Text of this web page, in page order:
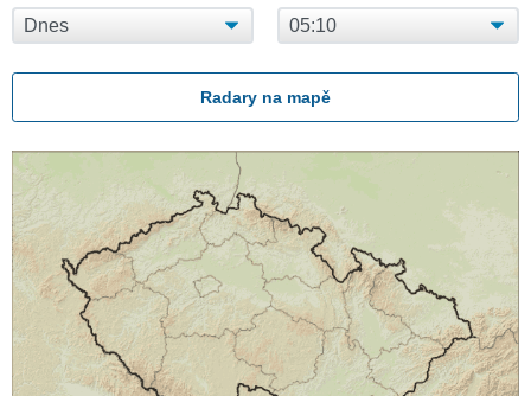
Radary na mapě